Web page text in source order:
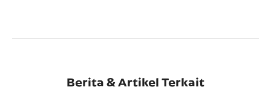
Berita & Artikel Terkait